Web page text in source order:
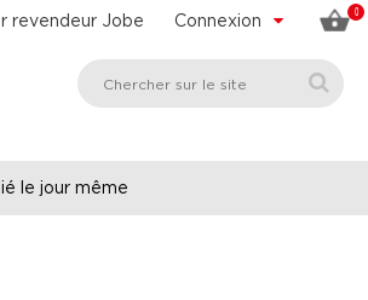
0
Connexion
revendeur Jobe
le jour même